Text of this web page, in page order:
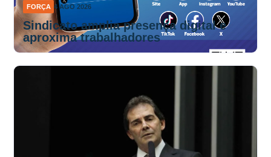
FORÇA 4 AGO 2026
Sindicato amplia presença digital e
aproxima trabalhadores